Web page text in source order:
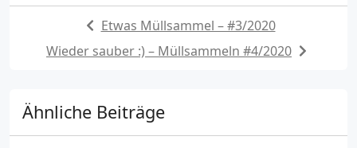
Etwas Müllsammel – #3/2020
Wieder sauber :) – Müllsammeln #4/2020
Ähnliche Beiträge